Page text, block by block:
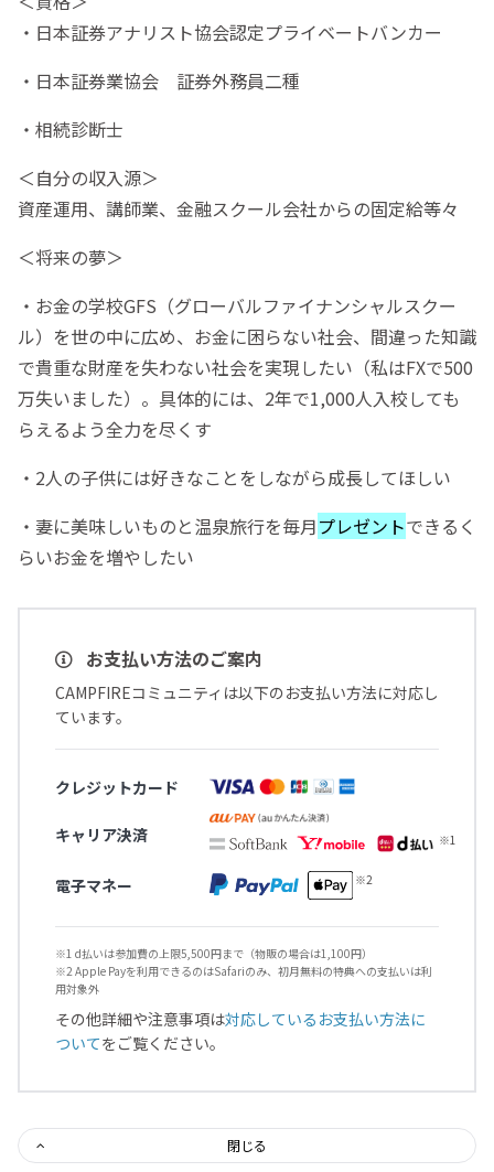
・日本証券アナリスト協会認定プライベートバンカー
・日本証券業協会 証券外務員二種
・相続診断士
＜自分の収入源＞
資産運用、講師業、金融スクール会社からの固定給等々
＜将来の夢＞
・お金の学校GFS（グローバルファイナンシャルスクー
ル）を世の中に広め、お金に困らない社会、間違った知識
で貴重な財産を失わない社会を実現したい（私はFXで500
万失いました）。具体的には、2年で1,000人入校しても
らえるよう全力を尽くす
・2人の子供には好きなことをしながら成長してほしい
・妻に美味しいものと温泉旅行を毎月プレゼントできるく
らいお金を増やしたい
お支払い方法のご案内
CAMPFIREコミュニティは以下のお支払い方法に対応し
ています。
クレジットカード
キャリア決済
電子マネー
※1 d払いは参加費の上限5,500円まで（物販の場合は1,100円）
※2 Apple Payを利用できるのはSafariのみ、初月無料の特典への支払いは利
用対象外
その他詳細や注意事項は対応しているお支払い方法に
ついてをご覧ください。
閉じる